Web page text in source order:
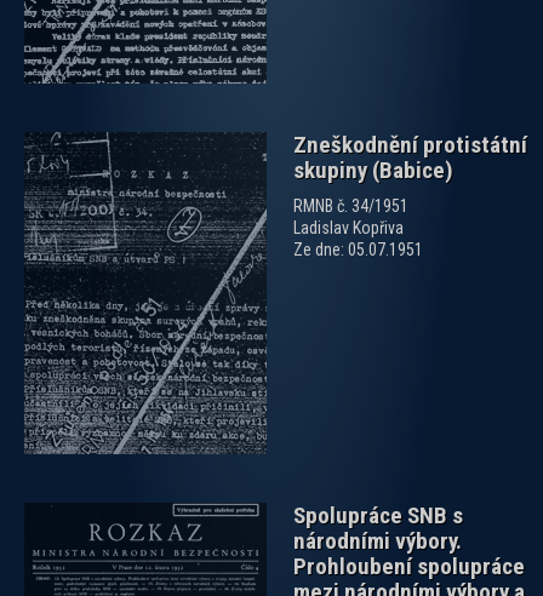
Zneškodnění protistátní
skupiny (Babice)
RMNB č. 34/1951
Ladislav Kopřiva
Ze dne: 05.07.1951
Spolupráce SNB s
národními výbory.
Prohloubení spolupráce
zobrazit PDF dokument